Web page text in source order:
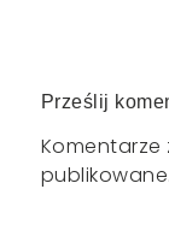
Prześlij
Komentarze
publikowane.